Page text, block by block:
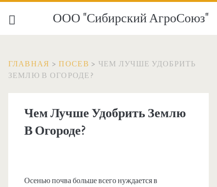
ООО "Сибирский АгроСоюз"
ГЛАВНАЯ > ПОСЕВ > ЧЕМ ЛУЧШЕ УДОБРИТЬ
ЗЕМЛЮ В ОГОРОДЕ?
Чем Лучше Удобрить Землю
В Огороде?
Осенью почва больше всего нуждается в